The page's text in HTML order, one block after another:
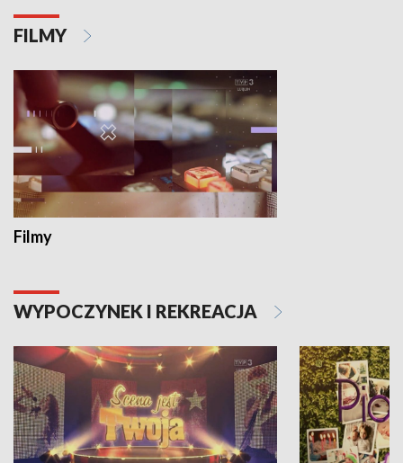
FILMY
Filmy
WYPOCZYNEK I REKREACJA